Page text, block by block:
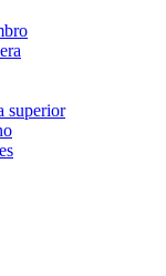
superior